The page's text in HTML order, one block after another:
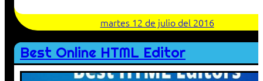
martes 12 de julio del 2016
Best Online HTML Editor